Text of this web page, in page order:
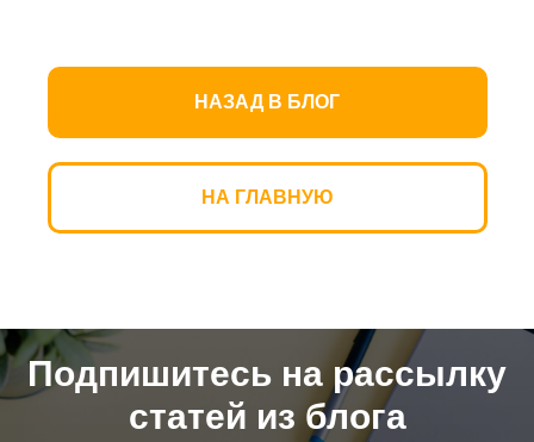
НАЗАД В БЛОГ
НА ГЛАВНУЮ
Подпишитесь на рассылку
статей из блога